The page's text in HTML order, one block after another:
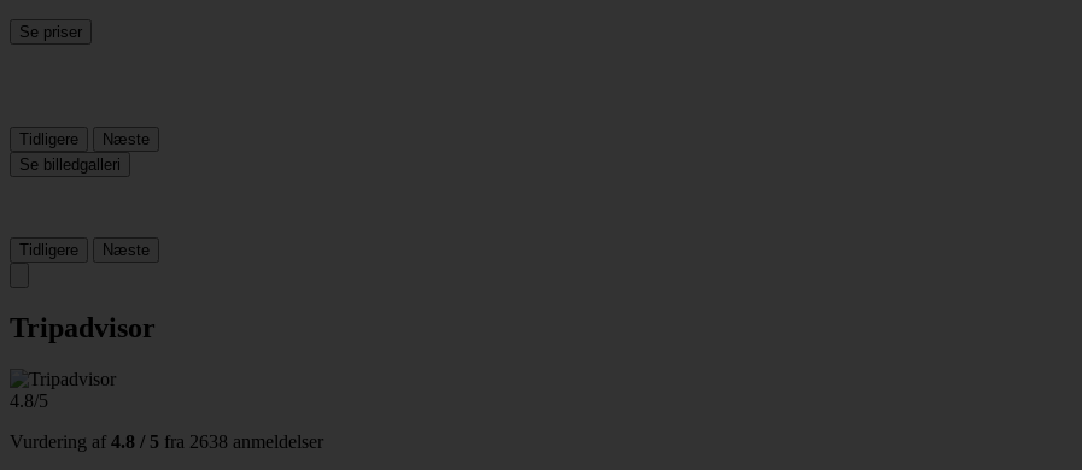
Se priser
Tidligere
Næste
Se billedgalleri
Tidligere Næste
Tripadvisor
4.8/5
Vurdering af 4.8 / 5 fra 2638 anmeldelser